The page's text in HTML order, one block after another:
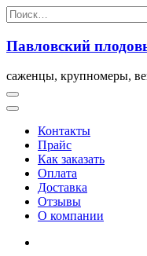
Перейти
к
содержимому
Найти:
Павловский
саженцы, крупномеры,
Контакты
Прайс
Как заказать
Оплата
Доставка
Отзывы
О компании